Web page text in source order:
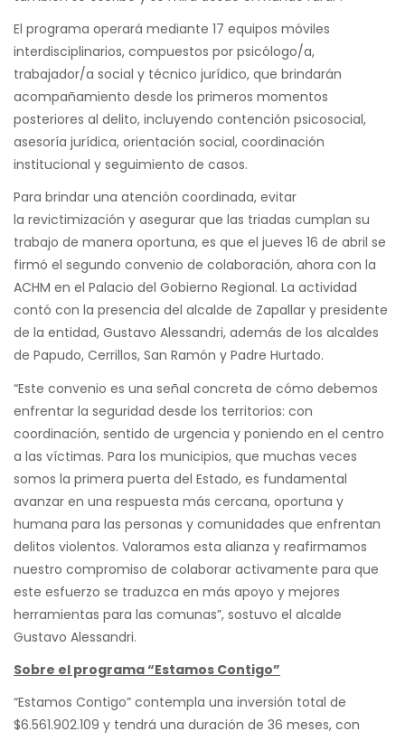
El programa operará mediante 17 equipos móviles
interdisciplinarios, compuestos por psicólogo/a,
trabajador/a social y técnico jurídico, que brindarán
acompañamiento desde los primeros momentos
posteriores al delito, incluyendo contención psicosocial,
asesoría jurídica, orientación social, coordinación
institucional y seguimiento de casos.
Para brindar una atención coordinada, evitar
la revictimización y asegurar que las triadas cumplan su
trabajo de manera oportuna, es que el jueves 16 de abril se
firmó el segundo convenio de colaboración, ahora con la
ACHM en el Palacio del Gobierno Regional. La actividad
contó con la presencia del alcalde de Zapallar y presidente
de la entidad, Gustavo Alessandri, además de los alcaldes
de Papudo, Cerrillos, San Ramón y Padre Hurtado.
“Este convenio es una señal concreta de cómo debemos
enfrentar la seguridad desde los territorios: con
coordinación, sentido de urgencia y poniendo en el centro
a las víctimas. Para los municipios, que muchas veces
somos la primera puerta del Estado, es fundamental
avanzar en una respuesta más cercana, oportuna y
humana para las personas y comunidades que enfrentan
delitos violentos. Valoramos esta alianza y reafirmamos
nuestro compromiso de colaborar activamente para que
este esfuerzo se traduzca en más apoyo y mejores
herramientas para las comunas”, sostuvo el alcalde
Gustavo Alessandri.
Sobre el programa “Estamos Contigo”
“Estamos Contigo” contempla una inversión total de
$6.561.902.109 y tendrá una duración de 36 meses, con